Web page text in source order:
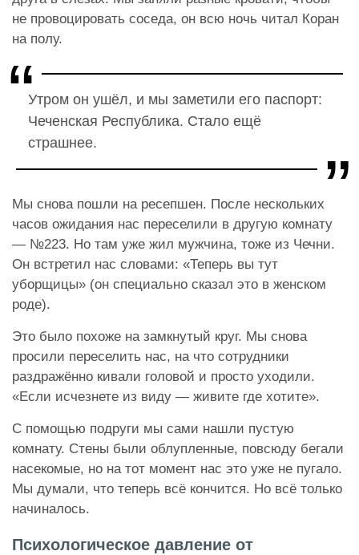
не провоцировать соседа, он всю ночь читал Коран
на полу.
Утром он ушёл, и мы заметили его паспорт:
Чеченская Республика. Стало ещё
страшнее.
Мы снова пошли на ресепшен. После нескольких
часов ожидания нас переселили в другую комнату
— №223. Но там уже жил мужчина, тоже из Чечни.
Он встретил нас словами: «Теперь вы тут
уборщицы» (он специально сказал это в женском
роде).
Это было похоже на замкнутый круг. Мы снова
просили переселить нас, на что сотрудники
раздражённо кивали головой и просто уходили.
«Если исчезнете из виду — живите где хотите».
С помощью подруги мы сами нашли пустую
комнату. Стены были облупленные, повсюду бегали
насекомые, но на тот момент нас это уже не пугало.
Мы думали, что теперь всё кончится. Но всё только
начиналось.
Психологическое давление от